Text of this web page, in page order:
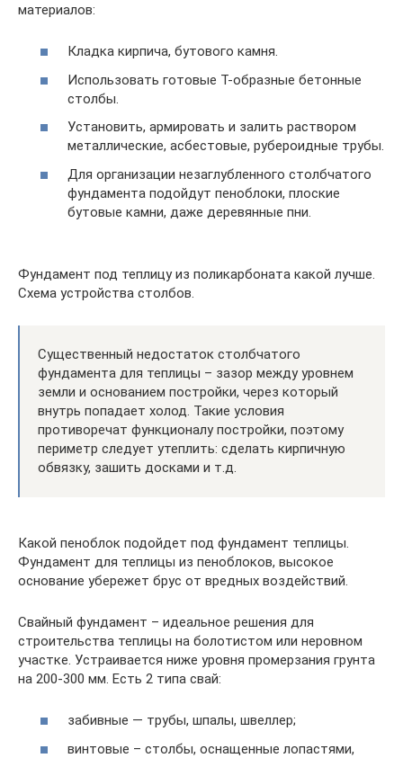
материалов:
Кладка кирпича, бутового камня.
Использовать готовые Т-образные бетонные
столбы.
Установить, армировать и залить раствором
металлические, асбестовые, рубероидные трубы.
Для организации незаглубленного столбчатого
фундамента подойдут пеноблоки, плоские
бутовые камни, даже деревянные пни.
Фундамент под теплицу из поликарбоната какой лучше.
Схема устройства столбов.
Существенный недостаток столбчатого
фундамента для теплицы – зазор между уровнем
земли и основанием постройки, через который
внутрь попадает холод. Такие условия
противоречат функционалу постройки, поэтому
периметр следует утеплить: сделать кирпичную
обвязку, зашить досками и т.д.
Какой пеноблок подойдет под фундамент теплицы.
Фундамент для теплицы из пеноблоков, высокое
основание убережет брус от вредных воздействий.
Свайный фундамент – идеальное решения для
строительства теплицы на болотистом или неровном
участке. Устраивается ниже уровня промерзания грунта
на 200-300 мм. Есть 2 типа свай:
забивные — трубы, шпалы, швеллер;
винтовые – столбы, оснащенные лопастями,